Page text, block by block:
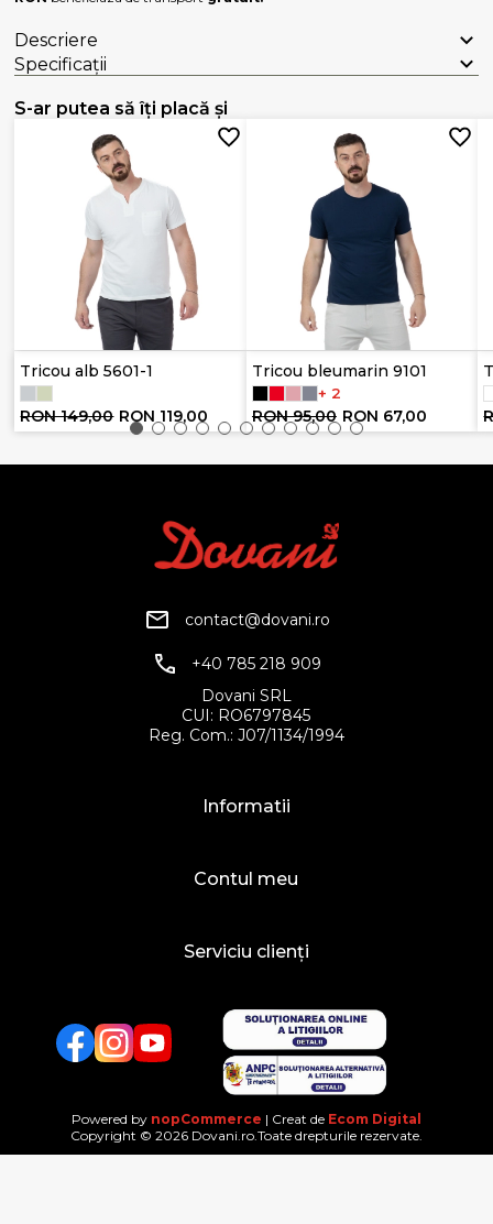
Descriere
Specificații
S-ar putea să îți placă și
Tricou alb 5601-1
RON 149,00 RON 119,00
Tricou bleumarin 9101
+ 2
RON 95,00 RON 67,00
contact@dovani.ro
+40 785 218 909
Dovani SRL
CUI: RO6797845
Reg. Com.: J07/1134/1994
Informatii
Contul meu
Serviciu clienți
FacebookTwitterYouTube
Powered by nopCommerce | Creat de Ecom Digital
Copyright © 2026 Dovani.ro.Toate drepturile rezervate.